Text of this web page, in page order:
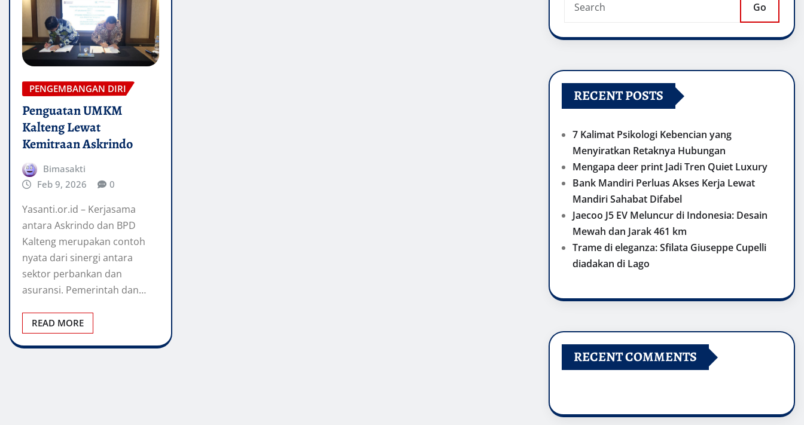
PENGEMBANGAN DIRI
Penguatan UMKM
Kalteng Lewat
Kemitraan Askrindo
Bimasakti
Feb 9, 2026
0
Yasanti.or.id – Kerjasama
antara Askrindo dan BPD
Kalteng merupakan contoh
nyata dari sinergi antara
sektor perbankan dan
asuransi. Pemerintah dan…
READ MORE
Go
RECENT POSTS
7 Kalimat Psikologi Kebencian yang
Menyiratkan Retaknya Hubungan
Mengapa deer print Jadi Tren Quiet Luxury
Bank Mandiri Perluas Akses Kerja Lewat
Mandiri Sahabat Difabel
Jaecoo J5 EV Meluncur di Indonesia: Desain
Mewah dan Jarak 461 km
Trame di eleganza: Sfilata Giuseppe Cupelli
diadakan di Lago
RECENT COMMENTS